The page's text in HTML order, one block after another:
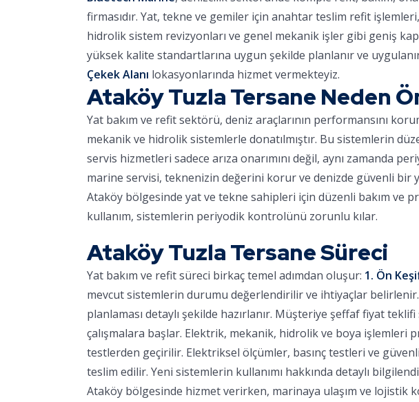
firmasıdır. Yat, tekne ve gemiler için anahtar teslim refit
hidrolik sistem revizyonları ve genel mekanik işler gibi geniş
yüksek kalite standartlarına uygun şekilde planlanır ve
Çekek Alanı lokasyonlarında hizmet vermekteyiz.
Ataköy Tuzla Tersane Neden
Yat bakım ve refit sektörü, deniz araçlarının performansını
mekanik ve hidrolik sistemlerle donatılmıştır. Bu sistemlerin
servis hizmetleri sadece arıza onarımını değil, aynı zamanda
marine servisi, teknenizin değerini korur ve denizde güvenli bir
Ataköy bölgesinde yat ve tekne sahipleri için düzenli bakım ve
kullanım, sistemlerin periyodik kontrolünü zorunlu kılar.
Ataköy Tuzla Tersane Süreci
Yat bakım ve refit süreci birkaç temel adımdan oluşur: 1. Ön
mevcut sistemlerin durumu değerlendirilir ve ihtiyaçlar belirlenir.
planlaması detaylı şekilde hazırlanır. Müşteriye şeffaf fiyat
çalışmalara başlar. Elektrik, mekanik, hidrolik ve boya işlemleri
testlerden geçirilir. Elektriksel ölçümler, basınç testleri ve
teslim edilir. Yeni sistemlerin kullanımı hakkında detaylı
Ataköy bölgesinde hizmet verirken, marinaya ulaşım ve lojistik